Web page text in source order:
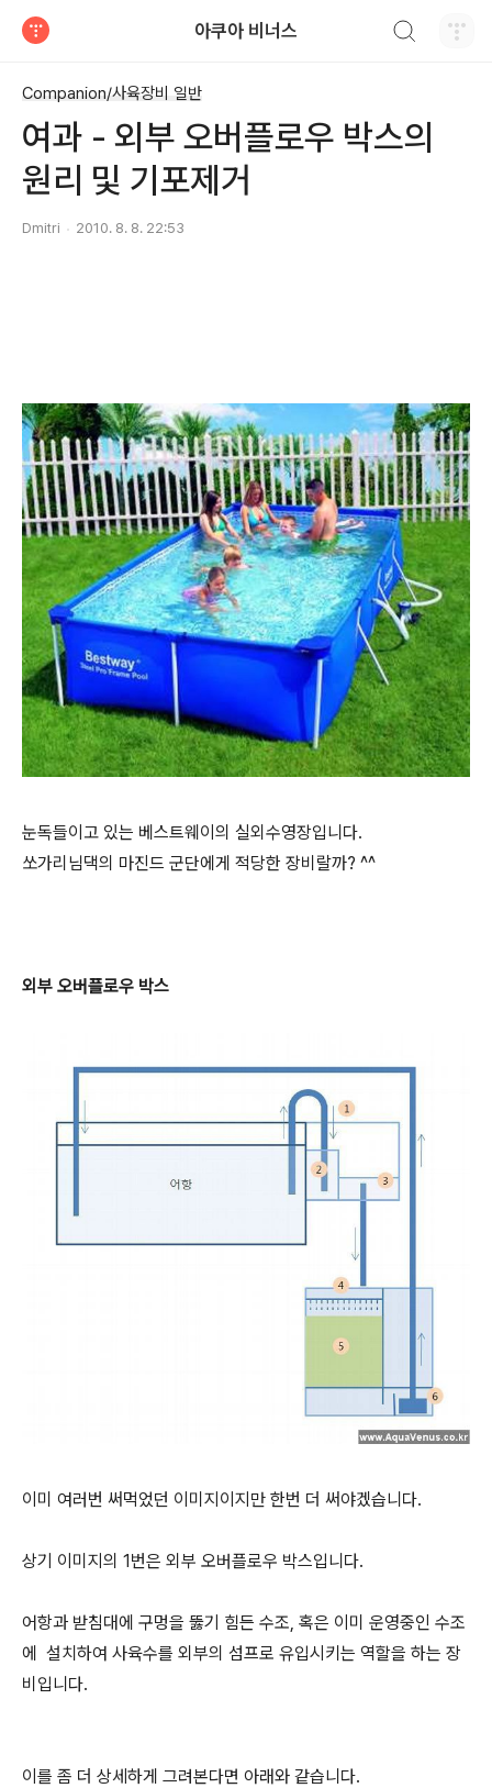
아쿠아 비너스
Companion/사육장비 일반
여과 - 외부 오버플로우 박스의
원리 및 기포제거
Dmitri 2010. 8. 8. 22:53
눈독들이고 있는 베스트웨이의 실외수영장입니다.
쏘가리님댁의 마진드 군단에게 적당한 장비랄까? ^^
외부 오버플로우 박스
이미 여러번 써먹었던 이미지이지만 한번 더 써야겠습니다.
상기 이미지의 1번은 외부 오버플로우 박스입니다.
어항과 받침대에 구멍을 뚫기 힘든 수조, 혹은 이미 운영중인 수조
에 설치하여 사육수를 외부의 섬프로 유입시키는 역할을 하는 장
비입니다.
이를 좀 더 상세하게 그려본다면 아래와 같습니다.